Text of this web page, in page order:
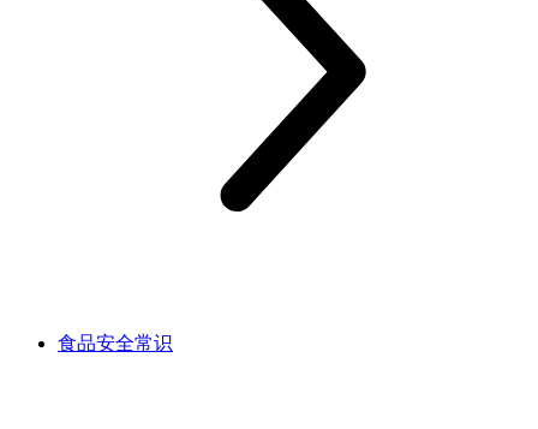
食品安全常识